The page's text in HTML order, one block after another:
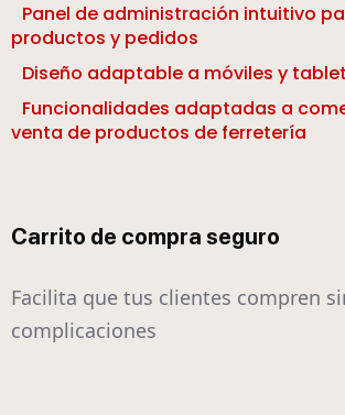
Panel de administración intuitivo
productos y pedidos
Diseño adaptable a móviles y
Funcionalidades adaptadas a
venta de productos de ferretería
Carrito de compra seguro
Facilita que tus clientes compren
complicaciones